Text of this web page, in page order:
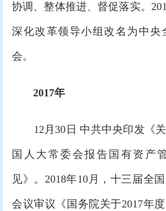
协调、整体推进、督促落实。
深化改革领导小组改名为中央
会。
2017年
12月30日 中共中央印发《关
国人大常委会报告国有资产
见》。2018年10月，十三届全
会议审议《国务院关于2017年